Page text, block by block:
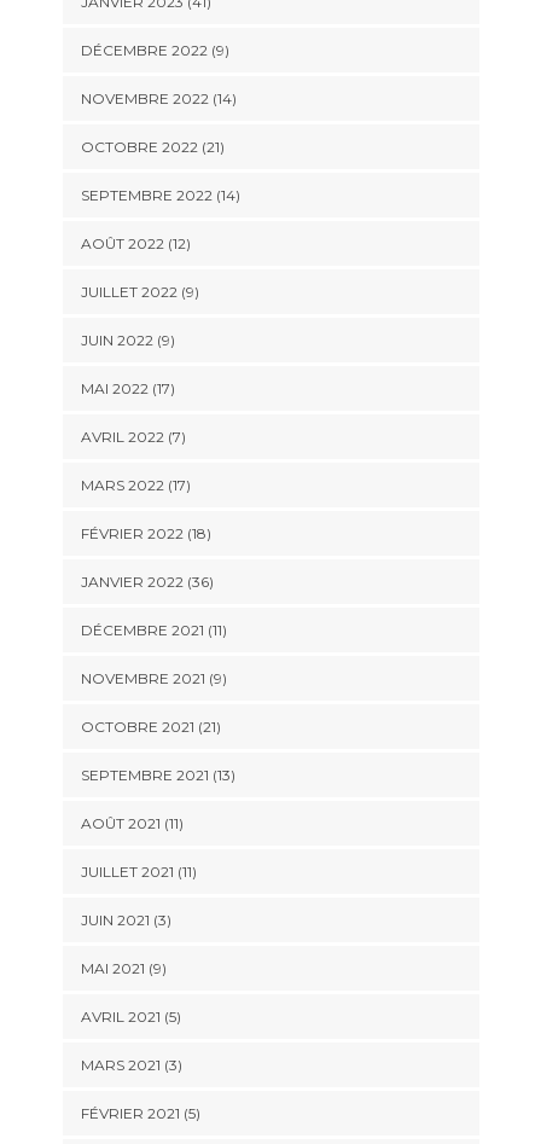
DÉCEMBRE 2022 (9)
NOVEMBRE 2022 (14)
OCTOBRE 2022 (21)
SEPTEMBRE 2022 (14)
AOÛT 2022 (12)
JUILLET 2022 (9)
JUIN 2022 (9)
MAI 2022 (17)
AVRIL 2022 (7)
MARS 2022 (17)
FÉVRIER 2022 (18)
JANVIER 2022 (36)
DÉCEMBRE 2021 (11)
NOVEMBRE 2021 (9)
OCTOBRE 2021 (21)
SEPTEMBRE 2021 (13)
AOÛT 2021 (11)
JUILLET 2021 (11)
JUIN 2021 (3)
MAI 2021 (9)
AVRIL 2021 (5)
MARS 2021 (3)
FÉVRIER 2021 (5)